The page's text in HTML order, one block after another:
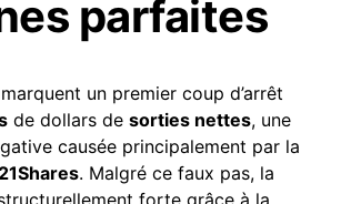
parfaites
marquent un premier coup d’arrêt
de dollars de sorties nettes, une
causée principalement par la
21Shares. Malgré ce faux pas, la